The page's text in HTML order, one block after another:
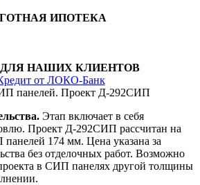
ИПОТЕКА
ДЛЯ НАШИХ КЛИЕНТОВ
панелей. Проект Д-292СИП
Этап включает в себя
Проект Д-292СИП рассчитан на
174 мм. Цена указана за
без отделочных работ. Возможно
в СИП панелях другой толщины